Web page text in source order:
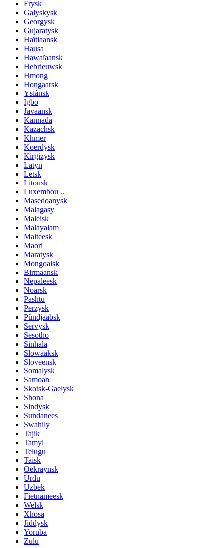
Frysk
Galyskysk
Georgysk
Gujaratysk
Haïtiaansk
Hausa
Hawaïaansk
Hebrieuwsk
Hmong
Hongaarsk
Yslânsk
Igbo
Javaansk
Kannada
Kazachsk
Khmer
Koerdysk
Kirgizysk
Latyn
Letsk
Litousk
Luxembou ..
Masedoanysk
Malagasy
Maleisk
Malayalam
Malteesk
Maori
Maratysk
Mongoalsk
Birmaansk
Nepaleesk
Noarsk
Pashtu
Perzysk
Pûndjaabsk
Servysk
Sesotho
Sinhala
Slowaaksk
Sloveensk
Somalysk
Samoan
Skotsk-Gaelysk
Shona
Sindysk
Sundanees
Swahily
Tajik
Tamyl
Telugu
Taisk
Oekraynsk
Urdu
Uzbek
Fietnameesk
Welsk
Xhosa
Jiddysk
Yoruba
Zulu